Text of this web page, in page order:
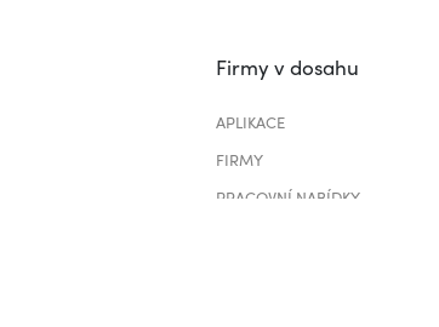
Firmy v dosahu
APLIKACE
FIRMY
PRACOVNÍ NABÍDKY